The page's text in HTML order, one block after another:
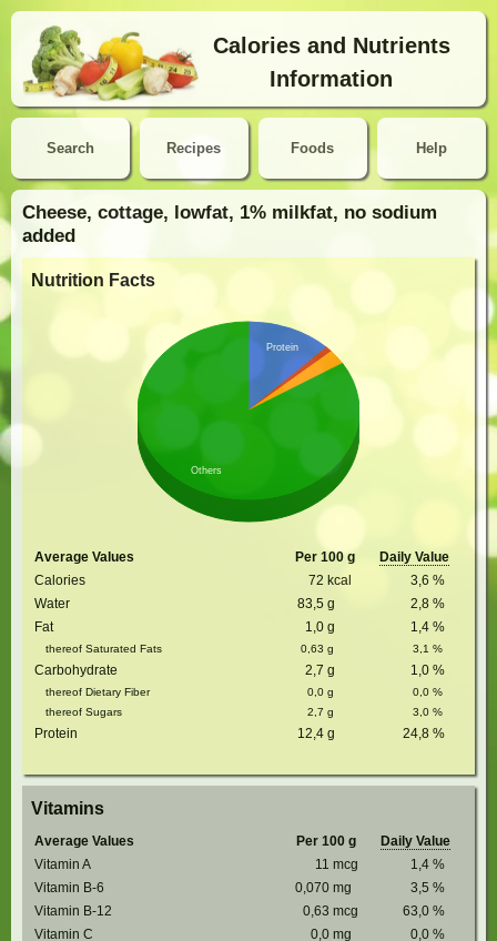
Calories and Nutrients
Information
Search Help
Recipes Foods
Cheese, cottage, lowfat, 1% milkfat, no sodium
added
Nutrition Facts
Protein
Others
Average Values Per 100 g
Daily Value
Calories
72 kcal 3,6 %
Water
83,5 g 2,8 %
Fat
1,0 g 1,4 %
thereof Saturated Fats 0,63 g 3,1 %
Carbohydrate 2,7 g 1,0 %
thereof Dietary Fiber 0,0 g 0,0 %
thereof Sugars
2,7 g 3,0 %
Protein 12,4 g 24,8 %
Vitamins
Average Values Per 100 g
Daily Value
Vitamin A
11 mcg 1,4 %
Vitamin B-6
0,070 mg 3,5 %
Vitamin B-12
0,63 mcg 63,0 %
Vitamin C
0,0 mg 0,0 %